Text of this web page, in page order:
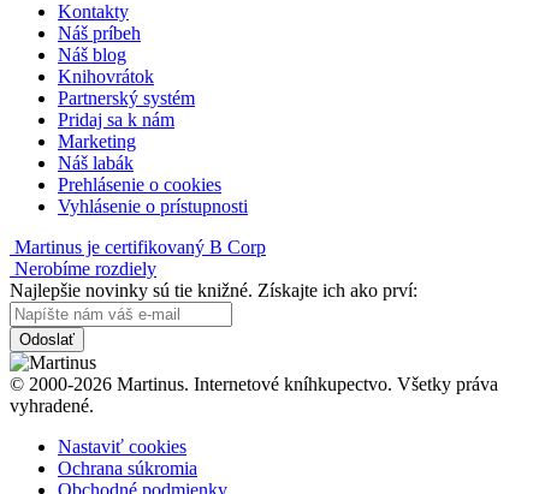
Kontakty
Náš príbeh
Náš blog
Knihovrátok
Partnerský systém
Pridaj sa k nám
Marketing
Náš labák
Prehlásenie o cookies
Vyhlásenie o prístupnosti
Martinus je certifikovaný B Corp
Nerobíme rozdiely
Najlepšie novinky sú tie knižné. Získajte ich ako prví:
Odoslať
© 2000-2026 Martinus. Internetové kníhkupectvo. Všetky práva
vyhradené.
Nastaviť cookies
Ochrana súkromia
Obchodné podmienky